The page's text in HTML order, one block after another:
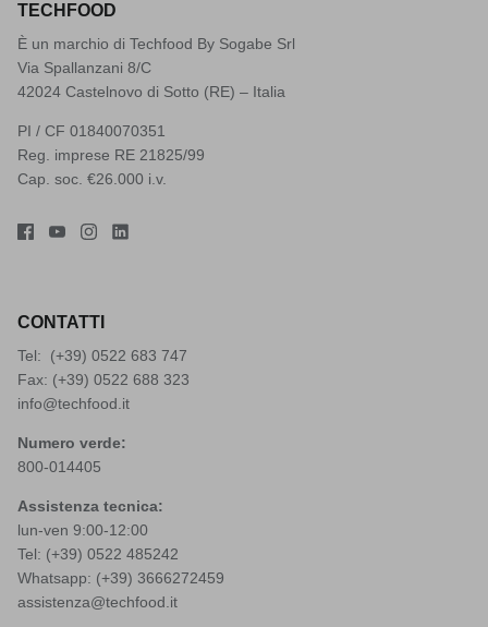
TECHFOOD
È un marchio di Techfood By Sogabe Srl
Via Spallanzani 8/C
42024 Castelnovo di Sotto (RE) – Italia
PI / CF 01840070351
Reg. imprese RE 21825/99
Cap. soc. €26.000 i.v.
CONTATTI
Tel: (+39) 0522 683 747
Fax: (+39) 0522 688 323
info@techfood.it
Numero verde:
800-014405
Assistenza tecnica:
lun-ven 9:00-12:00
Tel: (+39) 0522 485242
Whatsapp: (+39) 3666272459
assistenza@techfood.it